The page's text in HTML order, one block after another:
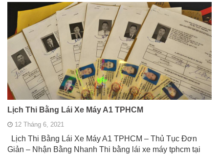
Lịch Thi Bằng Lái Xe Máy A1 TPHCM
12 Tháng 6, 2021
Lịch Thi Bằng Lái Xe Máy A1 TPHCM – Thủ Tục Đơn
Giản – Nhận Bằng Nhanh Thi bằng lái xe máy tphcm tại